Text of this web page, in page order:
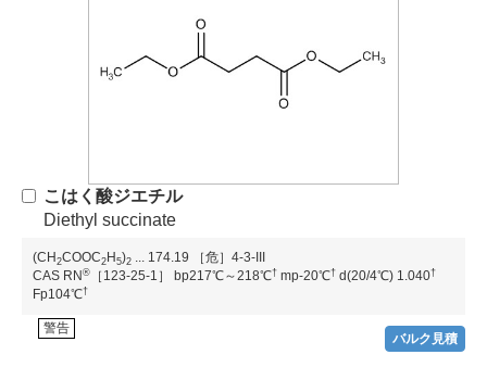
こはく酸ジエチル
Diethyl succinate
(CH 2COOC2 H 5)2 ... 174.19
［危］4-3-III
CAS RN ® ［123-25-1］ bp217℃～218℃† mp-20℃† d(20/4℃) 1.040†
Fp104℃†
警告
バルク見積